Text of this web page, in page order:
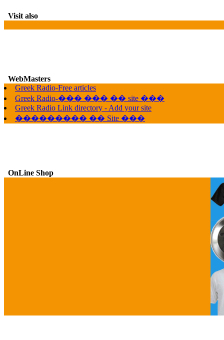
Visit also
WebMasters
Greek Radio-Free articles
Greek Radio-��� ��� �� site ���
Greek Radio Link directory - Add your site
��������� �� Site ���
OnLine Shop